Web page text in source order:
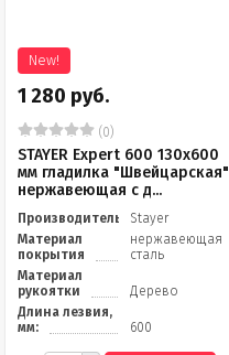
1 280 руб.
New!
(0)
STAYER Eхpert 600 130х600
мм гладилка "Швейцарская"
нержавеющая с д...
Производитель
Stayer
Материал
покрытия
нержавеющая
сталь
Материал
рукоятки
Дерево
Длина лезвия,
мм:
600